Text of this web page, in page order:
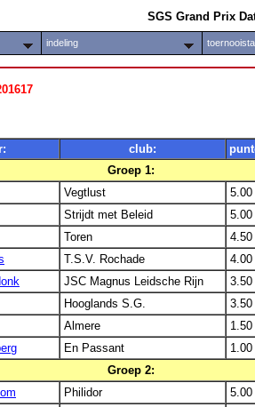
SGS Grand Prix
indeling
club:
Groep 1:
Vegtlust
5.00
Strijdt met Beleid
5.00
Toren
4.50
T.S.V. Rochade
4.00
JSC Magnus Leidsche Rijn
3.50
Hooglands S.G.
3.50
Almere
1.50
En Passant
1.00
Groep 2:
Philidor
5.00